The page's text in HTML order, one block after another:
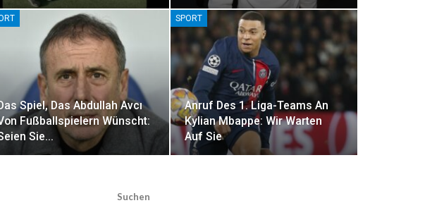
Spiel, Das Abdullah Avcı
Fußballspielern Wünscht:
Sie…
SPORT
Anruf Des 1. Liga-Teams An
Kylian Mbappe: Wir Warten
Auf Sie
Suchen